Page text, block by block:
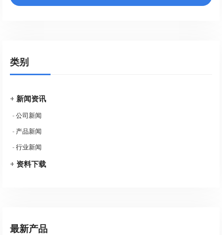
类别
+ 新闻资讯
-公司新闻
- 产品新闻
-行业新闻
+ 资料下载
最新产品